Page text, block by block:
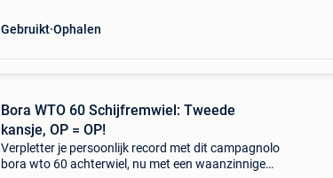
Gebruikt Ophalen
Bora WTO 60 Schijfremwiel: Tweede
kansje, OP = OP!
Verpletter je persoonlijk record met dit campagnolo
bora wto 60 achterwiel, nu met een waanzinnige